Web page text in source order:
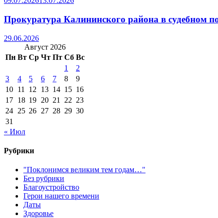
Прокуратура Калининского района в судебном
29.06.2026
Август 2026
Пн Вт Ср Чт Пт Сб Вс
1
2
3
4 5 6 7 8
9
10 11 12 13 14 15 16
17 18 19 20 21 22 23
24 25 26 27 28 29 30
31
« Июл
Рубрики
"Поклонимся великим тем годам…"
Без рубрики
Благоустройство
Герои нашего времени
Даты
Здоровье